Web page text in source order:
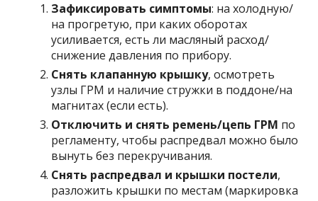
Зафиксировать симптомы: на холодную/
на прогретую, при каких оборотах
усиливается, есть ли масляный расход/
снижение давления по прибору.
Снять клапанную крышку, осмотреть
узлы ГРМ и наличие стружки в поддоне/на
магнитах (если есть).
Отключить и снять ремень/цепь ГРМ по
регламенту, чтобы распредвал можно было
вынуть без перекручивания.
Снять распредвал и крышки постели,
разложить крышки по местам (маркировка